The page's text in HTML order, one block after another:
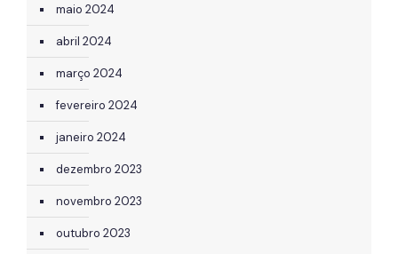
maio 2024
abril 2024
março 2024
fevereiro 2024
janeiro 2024
dezembro 2023
novembro 2023
outubro 2023